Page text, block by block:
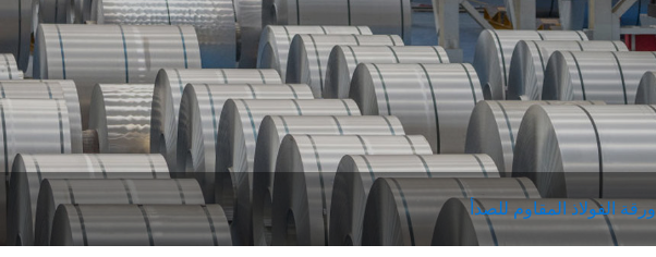
ورقة الفولاذ المقاوم للصدأ